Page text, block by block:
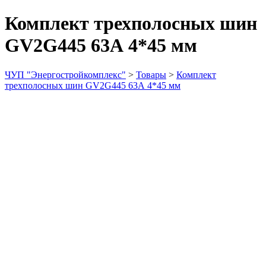
Комплект трехполосных шин
GV2G445 63А 4*45 мм
ЧУП "Энергостройкомплекс" > Товары > Комплект
трехполосных шин GV2G445 63А 4*45 мм